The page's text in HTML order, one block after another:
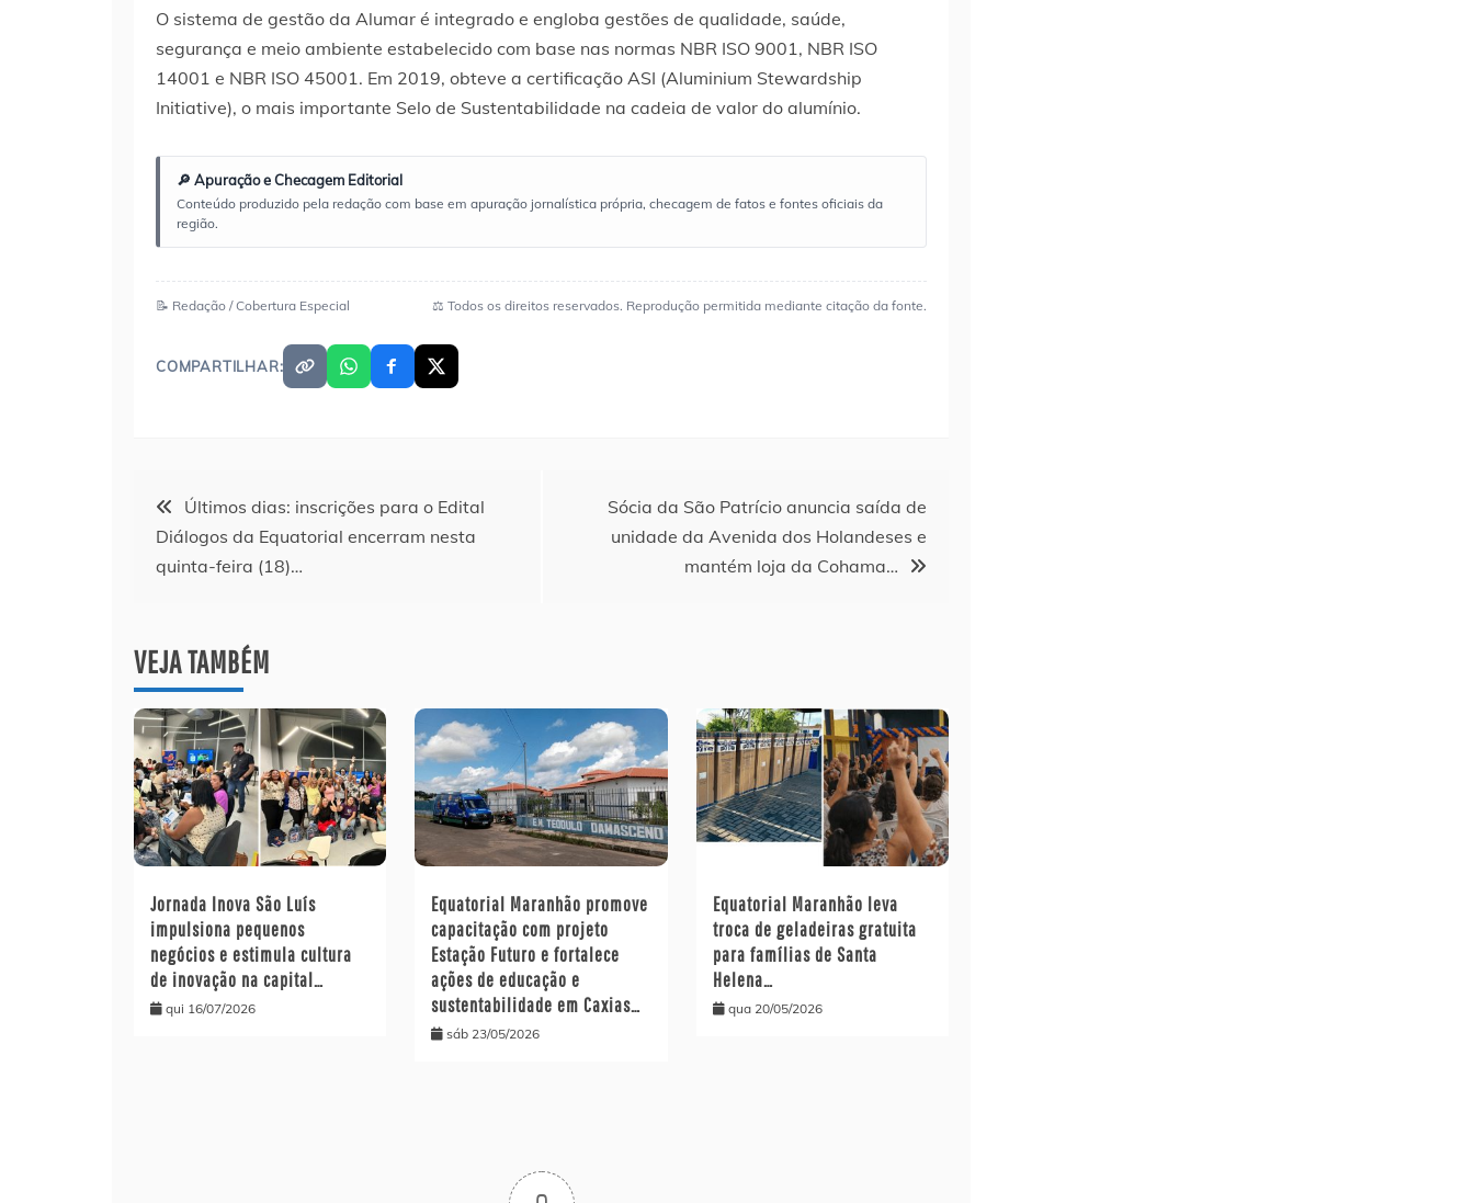
O sistema de gestão da Alumar é integrado e engloba gestões de qualidade, saúde,
segurança e meio ambiente estabelecido com base nas normas NBR ISO 9001, NBR ISO
14001 e NBR ISO 45001. Em 2019, obteve a certificação ASI (Aluminium Stewardship
Initiative), o mais importante Selo de Sustentabilidade na cadeia de valor do alumínio.
🔎 Apuração e Checagem Editorial
Conteúdo produzido pela redação com base em apuração jornalística própria, checagem de fatos e fontes oficiais da
região.
📝 Redação / Cobertura Especial ⚖️ Todos os direitos reservados. Reprodução permitida mediante citação da fonte.
COMPARTILHAR:
Navegação
de
Últimos dias: inscrições para o Edital
Diálogos da Equatorial encerram nesta
quinta-feira (18)…
Sócia da São Patrício anuncia saída de
unidade da Avenida dos Holandeses e
mantém loja da Cohama…
VEJA TAMBÉM
Jornada Inova São Luís
impulsiona pequenos
negócios e estimula cultura
de inovação na capital…
qui 16/07/2026
Equatorial Maranhão promove
capacitação com projeto
Estação Futuro e fortalece
ações de educação e
sustentabilidade em Caxias…
sáb 23/05/2026
Equatorial Maranhão leva
troca de geladeiras gratuita
para famílias de Santa
Helena…
qua 20/05/2026